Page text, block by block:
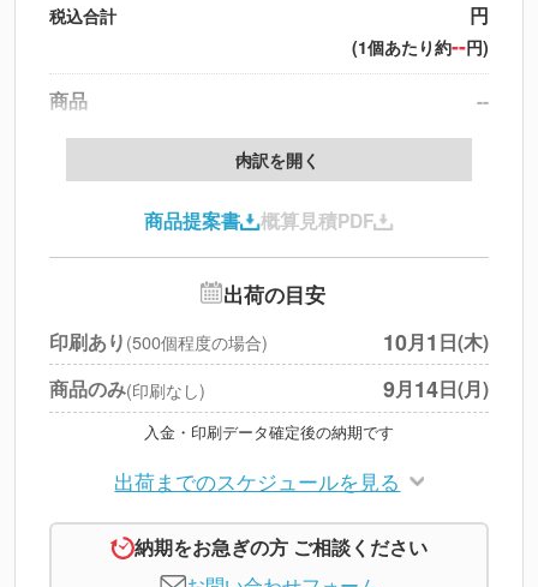
税込合計 円
(1個あたり約--円)
商品
--
製版代
印刷代
北海道・沖縄・離島 別途
円
※上記小計は税別です
内訳を開く
商品提案書 概算見積PDF
出荷の目安
印刷あり (500個程度の場合) 10月1 日(木)
商品のみ(印刷なし) 9月14日(月)
入金・印刷データ確定後の納期です
出荷までのスケジュールを見る
納期をお急ぎの方 ご相談ください